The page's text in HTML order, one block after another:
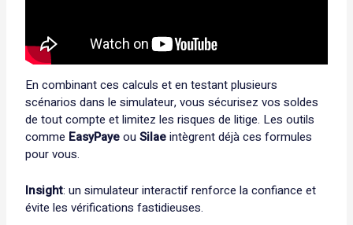
En combinant ces calculs et en testant plusieurs
scénarios dans le simulateur, vous sécurisez vos soldes
de tout compte et limitez les risques de litige. Les outils
comme EasyPayeouSilaeintègrent déjà ces formules
pour vous.
Insight: un simulateur interactif renforce la confiance et
évite les vérifications fastidieuses.